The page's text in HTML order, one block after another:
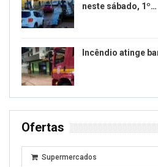
neste sábado, 1º…
Incêndio atinge
Ofertas
Supermercados